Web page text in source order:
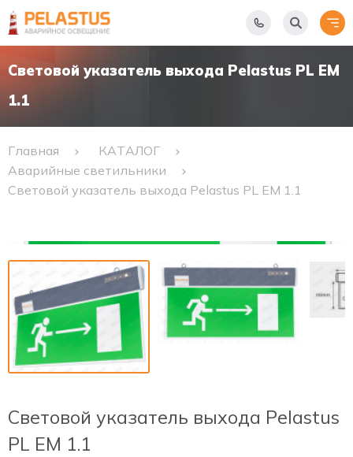
Световой указатель выхода Pelastus PL EM
1.1
Главная
КАТАЛОГ
Аварийные светильники
Световой указатель выхода Pelastus PL EM 1.1
Световой указатель выхода Pelastus
PL EM 1.1